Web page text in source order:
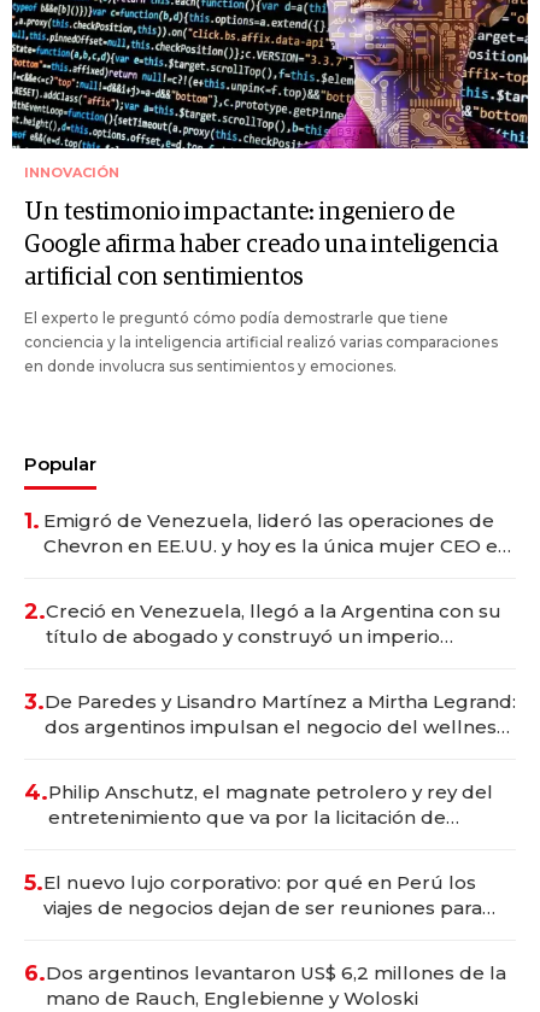
INNOVACIÓN
Un testimonio impactante: ingeniero de
Google afirma haber creado una inteligencia
artificial con sentimientos
El experto le preguntó cómo podía demostrarle que tiene
conciencia y la inteligencia artificial realizó varias comparaciones
en donde involucra sus sentimientos y emociones.
Popular
1. Emigró de Venezuela, lideró las operaciones de
Chevron en EE.UU. y hoy es la única mujer CEO en
2.Creció en Venezuela, llegó a la Argentina con su
título de abogado y construyó un imperio
3.De Paredes y Lisandro Martínez a Mirtha Legrand:
dos argentinos impulsan el negocio del wellness
4.Philip Anschutz, el magnate petrolero y rey del
entretenimiento que va por la licitación de
5.El nuevo lujo corporativo: por qué en Perú los
viajes de negocios dejan de ser reuniones para
6.Dos argentinos levantaron US$ 6,2 millones de la
mano de Rauch, Englebienne y Woloski